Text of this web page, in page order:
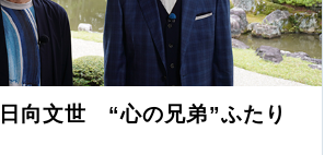
向文世 “心の兄弟”ふたり